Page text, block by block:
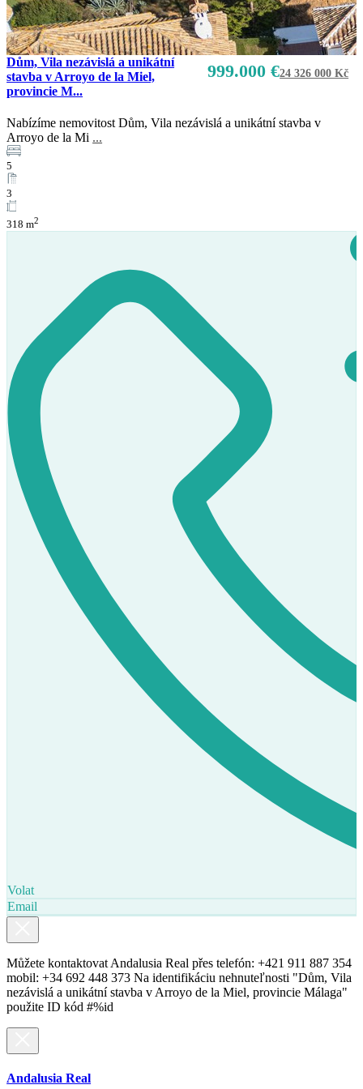
Prodej
K dispozici
999.000 €24 326 000 Kč
Dům, Vila nezávislá a unikátní
stavba v Arroyo de la Miel,
provincie M...
Nabízíme nemovitost Dům, Vila nezávislá a unikátní stavba v
Arroyo de la Mi ...
5
3
318 m2
Volat
Email
Můžete kontaktovat Andalusia Real přes telefón: +421 911 887 354
mobil: +34 692 448 373 Na identifikáciu nehnuteľnosti "Dům, Vila
nezávislá a unikátní stavba v Arroyo de la Miel, provincie Málaga"
použite ID kód #%id
Andalusia Real